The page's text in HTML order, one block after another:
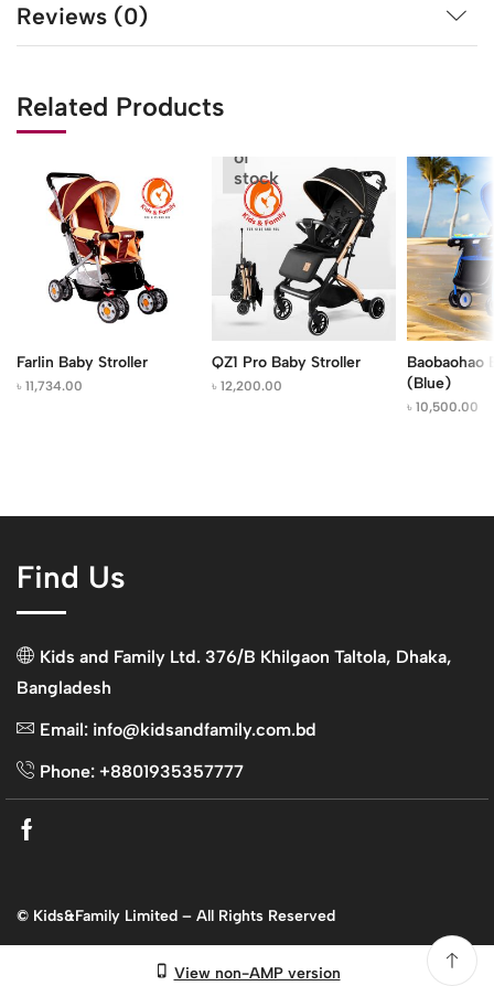
Reviews (0)
Related Products
Farlin Baby Stroller
৳ 11,734.00
of
stock
QZ1 Pro Baby Stroller
৳12,200.00
Baobaohao
(Blue)
৳10,500.00
Find Us
Kids and Family Ltd. 376/B Khilgaon Taltola, Dhaka,
Bangladesh
Email: info@kidsandfamily.com.bd
Phone: +8801935357777
© Kids&Family Limited – All Rights Reserved
View non-AMP version